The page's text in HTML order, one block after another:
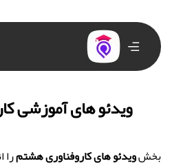
ویدئو های آموزشی
بخشویدئو های کاروفناوری هشتمرا